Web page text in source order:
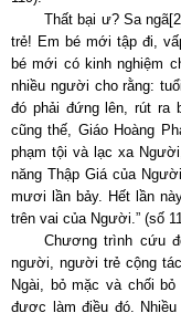
Thất bại ư? Sa ngã
trẻ! Em bé mới tập đi,
bé mới có kinh nghiệm
nhiều người cho rằng:
đó phải đứng lên, rút ra
cũng thế, Giáo Hoàng
phạm tội và lạc xa
năng Thập Giá của
mươi lần bảy. Hết lần
trên vai của Người.” (số
Chương trình cứu
người, người trẻ cộng
Ngài, bỏ mặc và chối
được làm điều đó.